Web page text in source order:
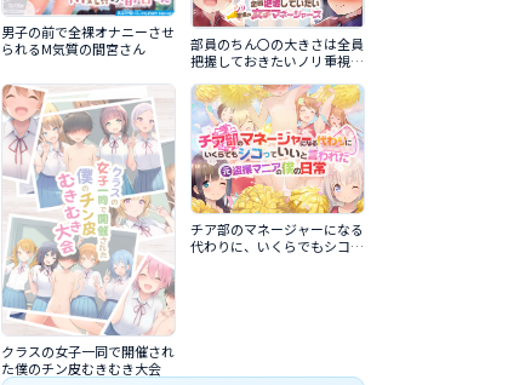
男子の前で全裸オナニーさせ
られるM気質の間宮さん
部員のちん〇の大きさは全員
把握しておきたいノリ重視の
クラスの女子一同で開催され
た僕のチン皮むきむき大会
チア部のマネージャーになる
代わりに、いくらでもシコっ